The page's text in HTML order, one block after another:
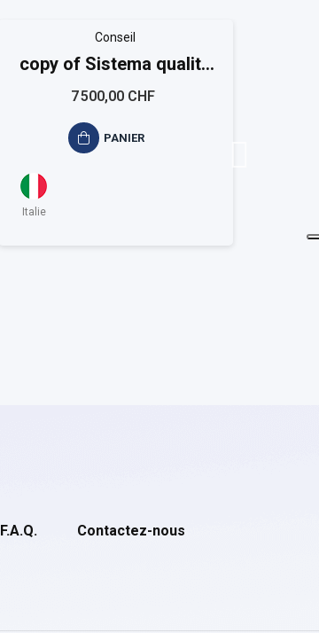
Conseil
copy of Sistema qualità
ISO 9001 Medium
7 500,00 CHF
PANIER
Italie
F.A.Q. Contactez-nous